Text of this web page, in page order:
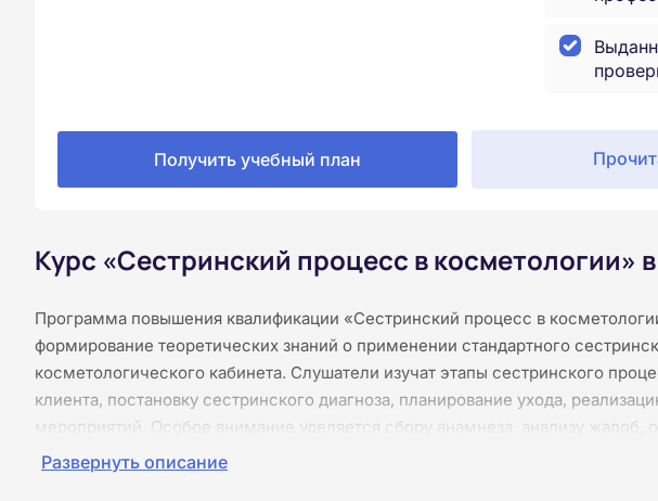
Получить учебный план
Курс «Сестринский процесс в косметологии»
Программа повышения квалификации «Сестринский процесс в
формирование теоретических знаний о применении стандартного
косметологического кабинета. Слушатели изучат этапы сестринского
клиента, постановку сестринского диагноза, планирование ухода,
мероприятий. Особое внимание уделяется сбору анамнеза, анализу жалоб,
косметологических процедур и средств, ведению медицинской и
Развернуть описание